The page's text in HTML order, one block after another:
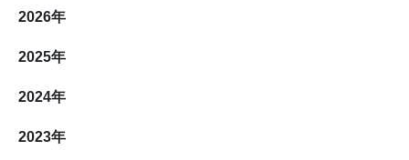
2026年
2025年
2024年
2023年